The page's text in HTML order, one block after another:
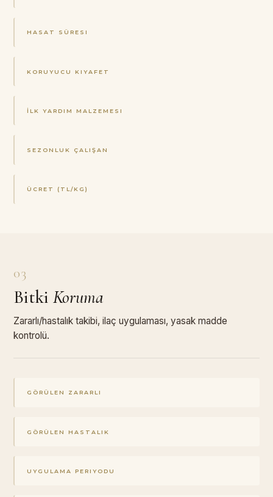
HASAT SÜRESI
KORUYUCU KIYAFET
İLK YARDIM MALZEMESI
SEZONLUK ÇALIŞAN
ÜCRET (TL/KG)
03
Bitki Koruma
Zararlı/hastalık takibi, ilaç uygulaması, yasak madde
kontrolü.
GÖRÜLEN ZARARLI
GÖRÜLEN HASTALIK
UYGULAMA PERIYODU